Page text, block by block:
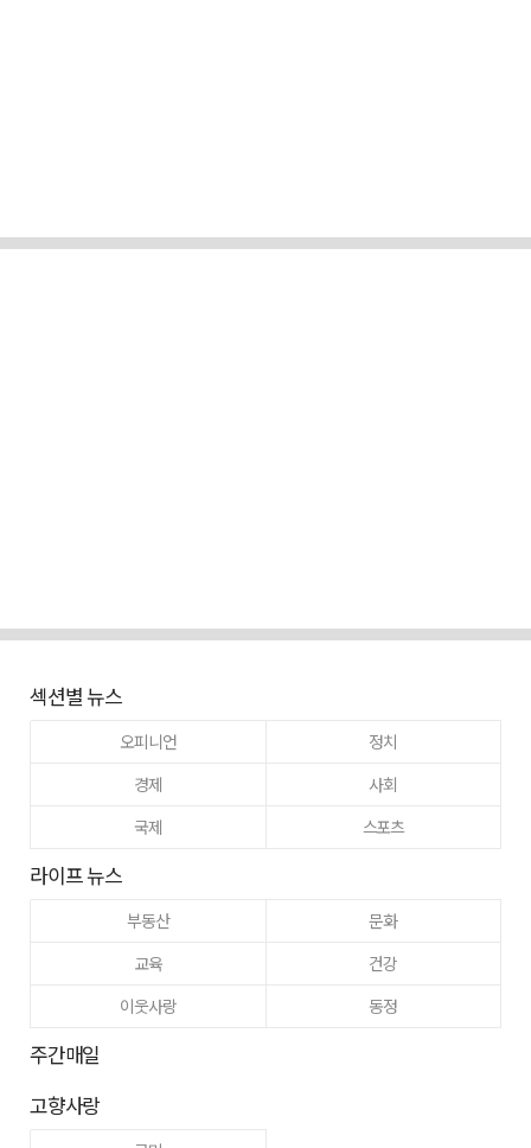
섹션별 뉴스
오피니언
정치
경제
사회
국제
스포츠
라이프 뉴스
부동산
문화
교육
건강
이웃사랑
동정
주간매일
고향사랑